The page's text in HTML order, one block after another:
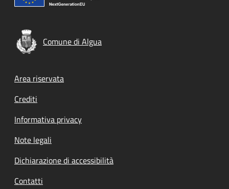
Comune di Algua
Footer menu
Area riservata
Crediti
Informativa privacy
Note legali
Dichiarazione di accessibilità
Contatti